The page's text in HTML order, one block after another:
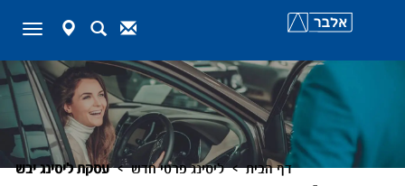
Togglemap-
marker
SearchContact
דף הבית > ליסינג פרטי חדש > עסקת ליסינג יבש